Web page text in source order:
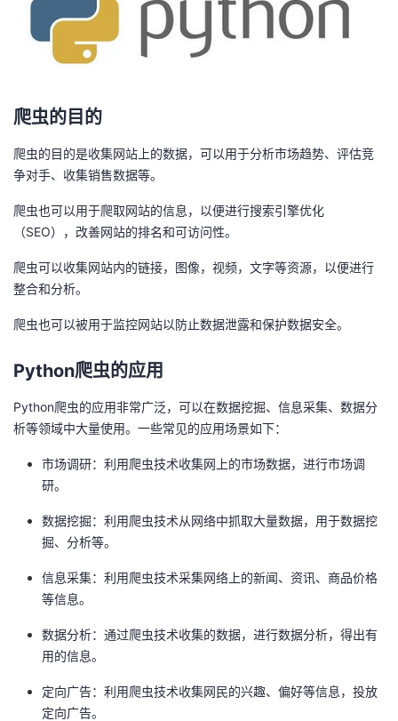
我
课
程
的
认
证
我
的
实
我
的
的
术
支
持
我
云
声
建
爬虫的目的
爬虫的目的是收集网站上的数据，可以用于分析市场趋势、评估竞
争对手、收集销售数据等。
爬虫也可以用于爬取网站的信息，以便进行搜索引擎优化
（SEO），改善网站的排名和可访问性。
爬虫可以收集网站内的链接，图像，视频，文字等资源，以便进行
整合和分析。
爬虫也可以被用于监控网站以防止数据泄露和保护数据安全。
Python爬虫的应用
Python爬虫的应用非常广泛，可以在数据挖掘、信息采集、数据分
析等领域中大量使用。一些常见的应用场景如下：
市场调研：利用爬虫技术收集网上的市场数据，进行市场调
研。
数据挖掘：利用爬虫技术从网络中抓取大量数据，用于数据挖
掘、分析等。
信息采集：利用爬虫技术采集网络上的新闻、资讯、商品价格
等信息。
数据分析：通过爬虫技术收集的数据，进行数据分析，得出有
用的信息。
定向广告：利用爬虫技术收集网民的兴趣、偏好等信息，投放
定向广告。